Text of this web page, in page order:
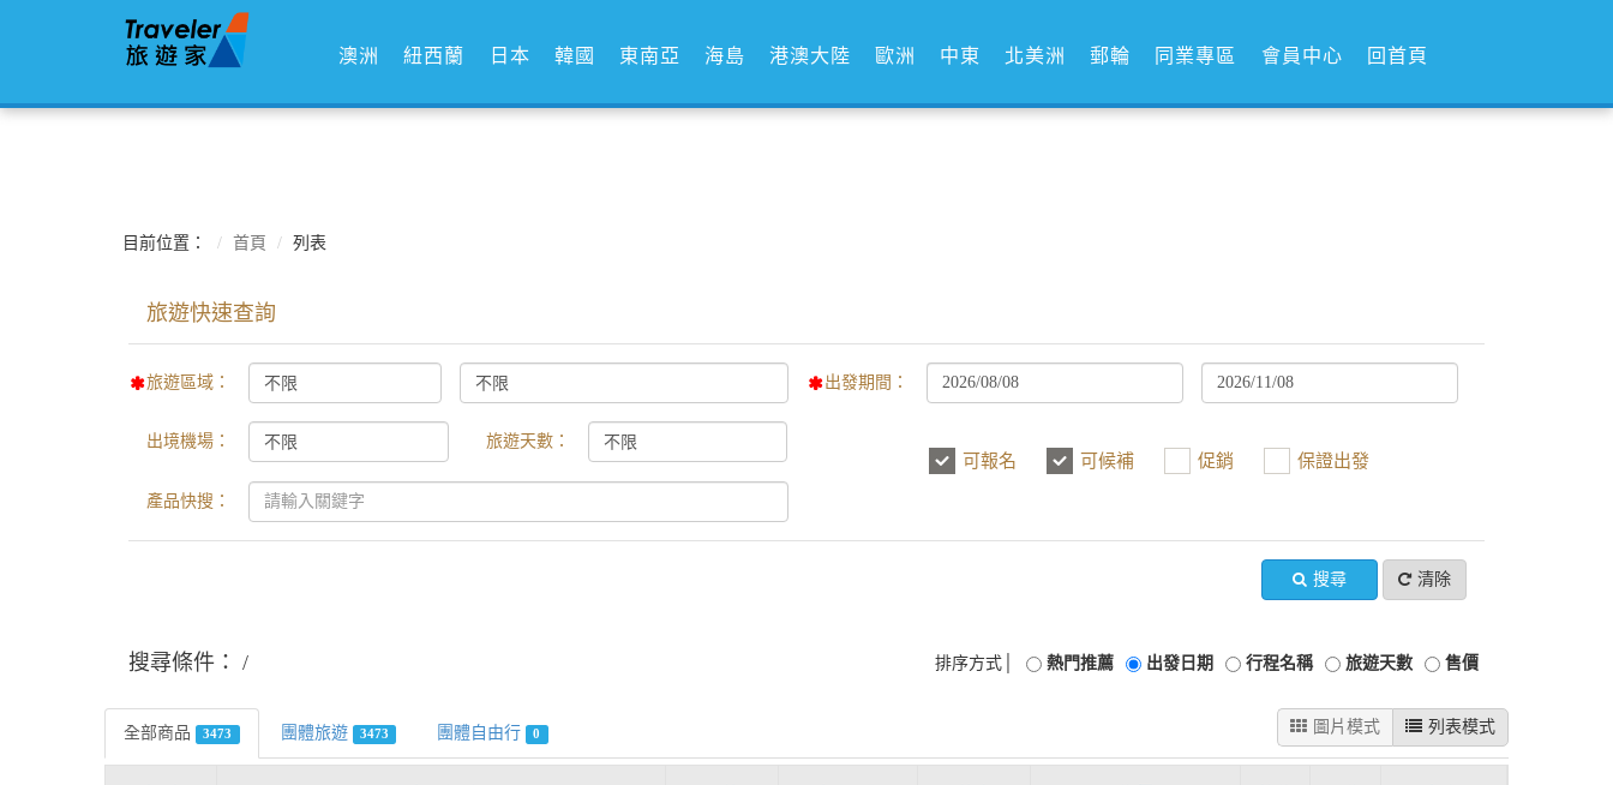
澳洲 紐西蘭 日本 韓國 東南亞 海島 港澳大陸 歐洲 中東 北美洲 郵輪 同業專區 會員中心 回首頁
目前位置： 首頁 列表
旅遊區域： 出發期間：
出境機場： 旅遊天數：
可報名 可候補 促銷 保證出發
產品快搜：
搜尋 清除
搜尋條件： 排序方式│ 熱門推薦 出發日期 行程名稱 旅遊天數 售價
全部商品 3473 團體旅遊 3473 團體自由行 0 圖片模式 列表模式